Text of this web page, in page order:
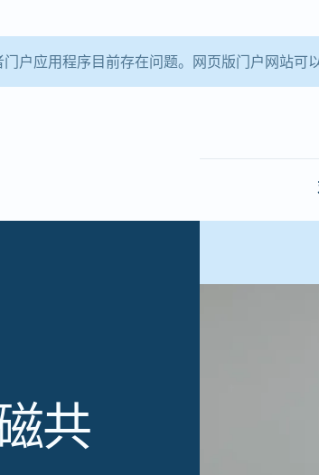
共
户应用程序目前存在问题。网页版门户网站可以